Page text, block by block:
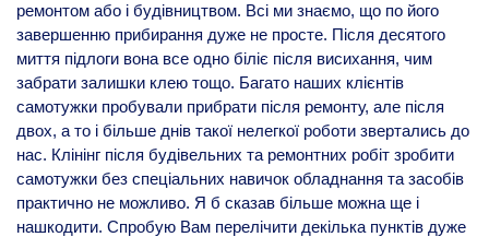
ремонтом або і будівництвом. Всі ми знаємо, що по його
завершенню прибирання дуже не просте. Після десятого
миття підлоги вона все одно біліє після висихання, чим
забрати залишки клею тощо. Багато наших клієнтів
самотужки пробували прибрати після ремонту, але після
двох, а то і більше днів такої нелегкої роботи звертались до
нас. Клінінг після будівельних та ремонтних робіт зробити
самотужки без спеціальних навичок обладнання та засобів
практично не можливо. Я б сказав більше можна ще і
нашкодити. Спробую Вам перелічити декілька пунктів дуже